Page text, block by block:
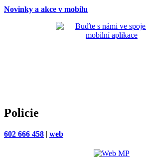
Novinky a akce v mobilu
Policie
602 666 458 | web